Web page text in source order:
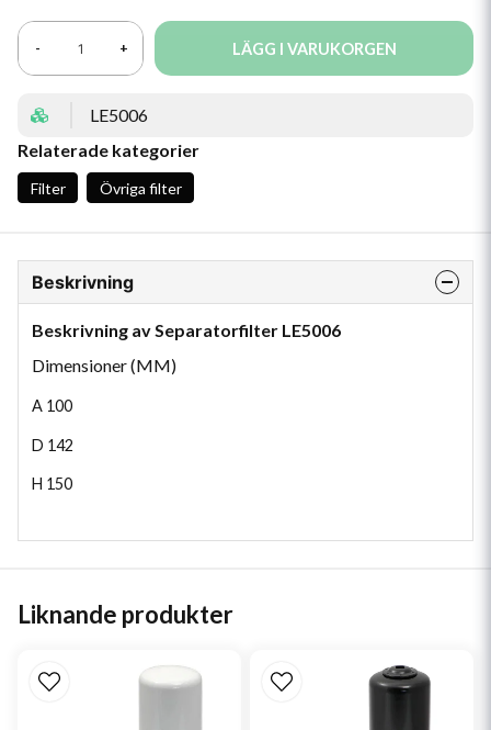
- + LÄGG I VARUKORGEN
LE5006
Relaterade kategorier
Filter Övriga filter
Beskrivning
Beskrivning av Separatorfilter LE5006
Dimensioner (MM)
A 100
D 142
H 150
Liknande produkter